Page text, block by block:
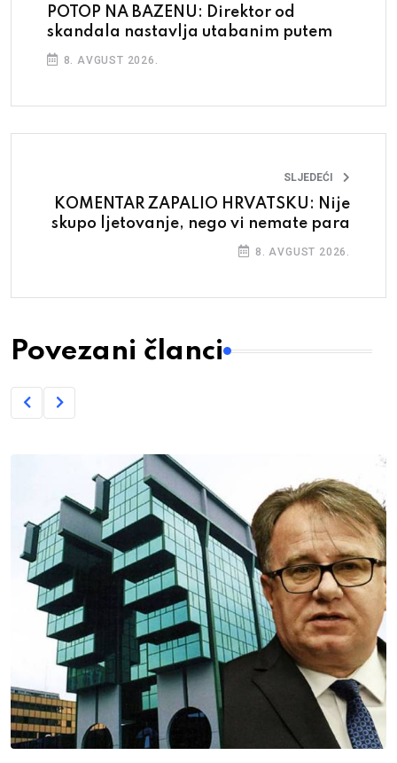
POTOP NA BAZENU: Direktor od
skandala nastavlja utabanim putem
8. AVGUST 2026.
SLJEDEĆI
KOMENTAR ZAPALIO HRVATSKU: Nije
skupo ljetovanje, nego vi nemate para
8. AVGUST 2026.
Povezani članci